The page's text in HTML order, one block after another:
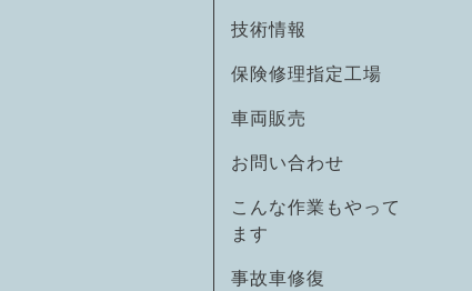
技術情報
保険修理指定工場
車両販売
お問い合わせ
こんな作業もやって
ます
事故車修復